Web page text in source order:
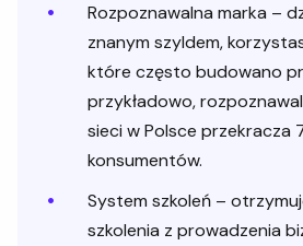
Rozpoznawalna marka –
znanym szyldem,
które często budowano
przykładowo,
sieci w Polsce przekracza
konsumentów.
System szkoleń –
szkolenia z prowadzenia